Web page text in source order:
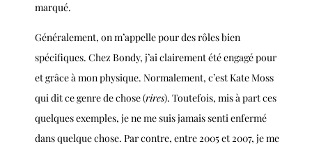
marqué.
Généralement, on m’appelle pour des rôles bien
spécifiques. Chez Bondy, j’ai clairement été engagé pour
et grâce à mon physique. Normalement, c’est Kate Moss
qui dit ce genre de chose(rires). Toutefois, mis à part ces
quelques exemples, je ne me suis jamais senti enfermé
dans quelque chose. Par contre, entre 2005 et 2007, je me